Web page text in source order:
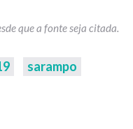
sarampo